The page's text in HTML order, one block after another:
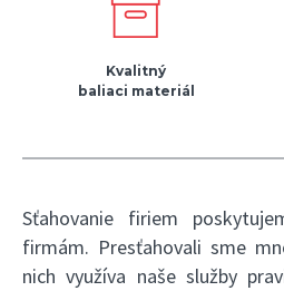
Kvalitný
baliaci materiál
Sťahovanie firiem
firmám. Presťahovali sme
nich využíva naše služby